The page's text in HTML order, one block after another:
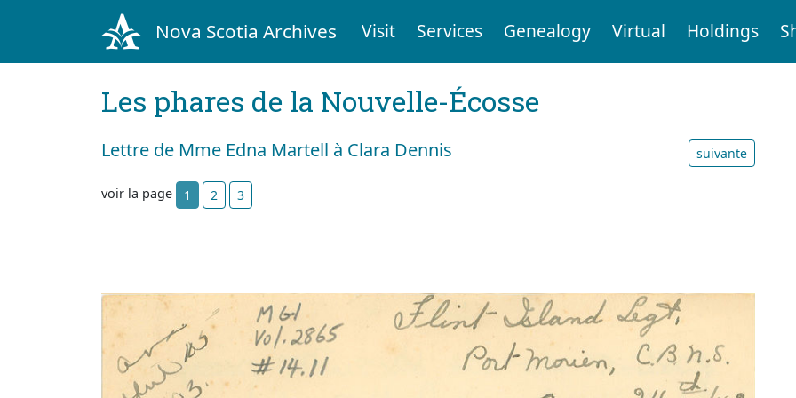
Nova Scotia Archives Visit Services Genealogy Virtual Holdings
Les phares de la Nouvelle-Écosse
Lettre de Mme Edna Martell à Clara Dennis suivante
voir la page 1 2 3